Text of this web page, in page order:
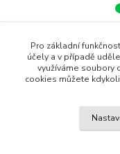
Zboží zařazeno v
DVD filmy
Pro základní
účely a v případě
využíváme soubory
cookies můžete